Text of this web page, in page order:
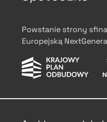
Powstanie strony
Europejską